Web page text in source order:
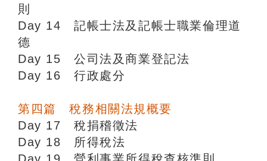
則
Day 14 記帳士法及記帳士職業倫理道
德
Day 15 公司法及商業登記法
Day 16 行政處分
第四篇 稅務相關法規概要
Day 17 稅捐稽徵法
Day 18 所得稅法